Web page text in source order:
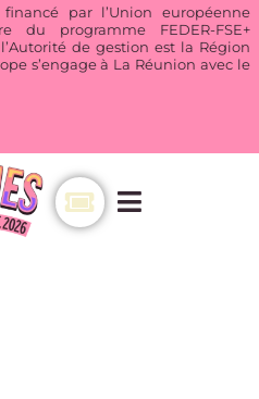
par l’Union européenne
du programme FEDER-FSE+
de gestion est la Région
s’engage à La Réunion avec le